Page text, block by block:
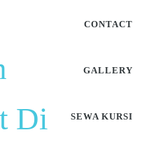
Di
CONTACT
GALLERY
SEWA KURSI